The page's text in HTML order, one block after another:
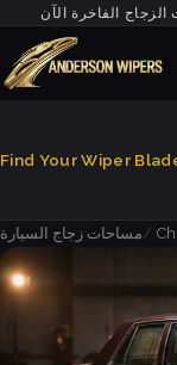
الفاخرة الآن
Find Your Wiper
مساحات زجاج السيارة